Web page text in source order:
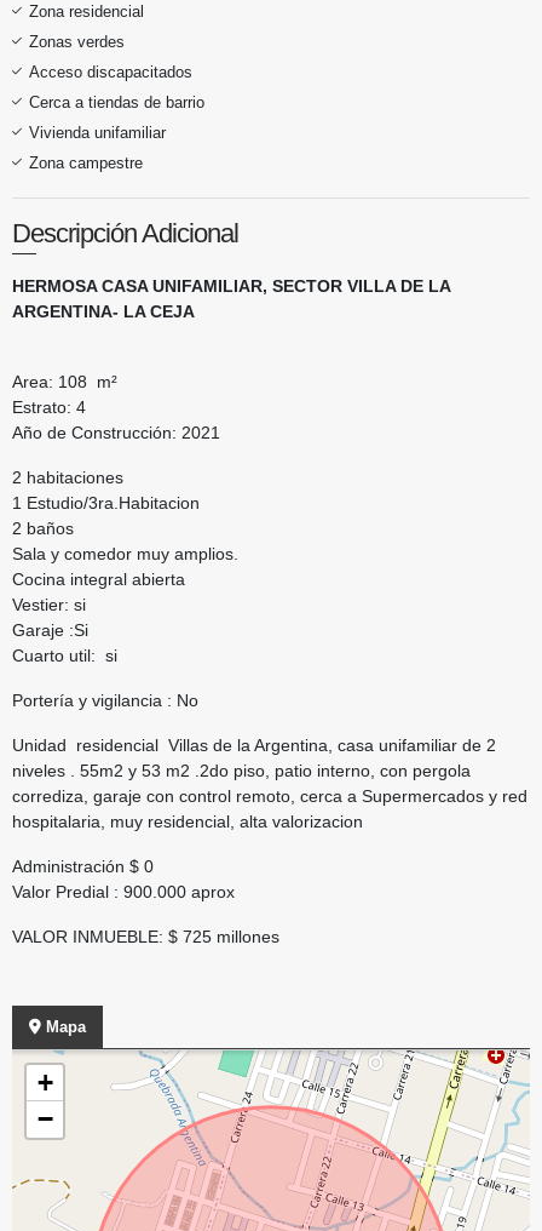
Zona residencial
Zonas verdes
Acceso discapacitados
Cerca a tiendas de barrio
Vivienda unifamiliar
Zona campestre
Descripción Adicional
HERMOSA CASA UNIFAMILIAR, SECTOR VILLA DE LA
ARGENTINA- LA CEJA
Area: 108 m²
Estrato: 4
Año de Construcción: 2021
2 habitaciones
1 Estudio/3ra.Habitacion
2 baños
Sala y comedor muy amplios.
Cocina integral abierta
Vestier: si
Garaje :Si
Cuarto util: si
Portería y vigilancia : No
Unidad residencial Villas de la Argentina, casa unifamiliar de 2
niveles . 55m2 y 53 m2 .2do piso, patio interno, con pergola
corrediza, garaje con control remoto, cerca a Supermercados y red
hospitalaria, muy residencial, alta valorizacion
Administración $ 0
Valor Predial : 900.000 aprox
VALOR INMUEBLE: $ 725 millones
Mapa
+
−